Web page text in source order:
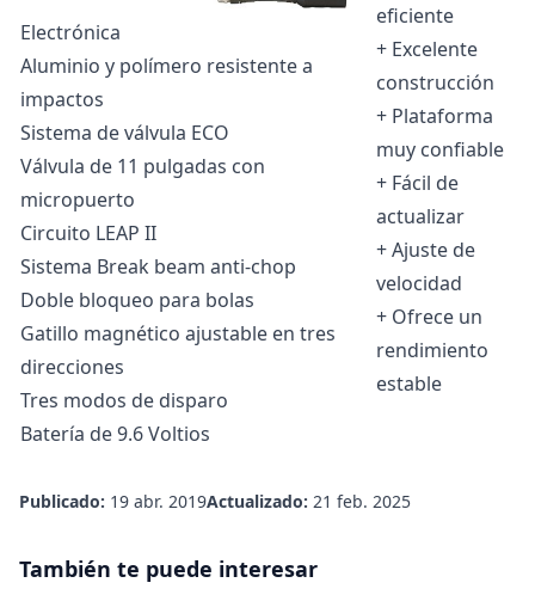
Electrónica
Aluminio y polímero resistente a
impactos
Sistema de válvula ECO
Válvula de 11 pulgadas con
micropuerto
Circuito LEAP II
Sistema Break beam anti-chop
Doble bloqueo para bolas
Gatillo magnético ajustable en tres
direcciones
Tres modos de disparo
Batería de 9.6 Voltios
eficiente
+ Excelente
construcción
+ Plataforma
muy confiable
+ Fácil de
actualizar
+ Ajuste de
velocidad
+ Ofrece un
rendimiento
estable
Publicado: 19 abr. 2019Actualizado: 21 feb. 2025
También te puede interesar